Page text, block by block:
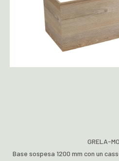
GRELA-
Base sospesa 1200 mm con un